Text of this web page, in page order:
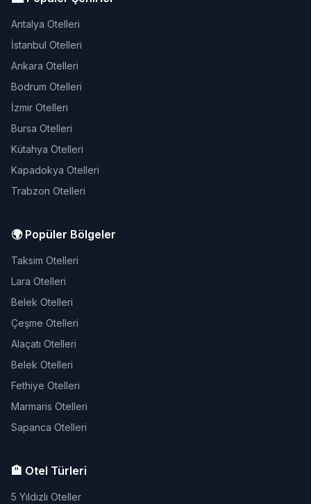
Antalya Otelleri
İstanbul Otelleri
Ankara Otelleri
Bodrum Otelleri
İzmir Otelleri
Bursa Otelleri
Kütahya Otelleri
Kapadokya Otelleri
Trabzon Otelleri
🌍 Popüler Bölgeler
Taksim Otelleri
Lara Otelleri
Belek Otelleri
Çeşme Otelleri
Alaçatı Otelleri
Belek Otelleri
Fethiye Otelleri
Marmaris Otelleri
Sapanca Otelleri
🏨 Otel Türleri
5 Yıldızlı Oteller